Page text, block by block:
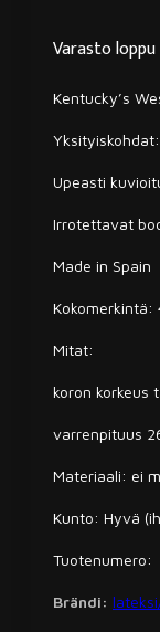
Varasto loppu
Kentucky’s
Yksityiskohdat:
Upeasti
Irrotettavat
Made in Spain
Kokomerkintä:
Mitat:
koron korkeus
varrenpituus
Materiaali: ei
Kunto: Hyvä
Tuotenumero:
Brändi: